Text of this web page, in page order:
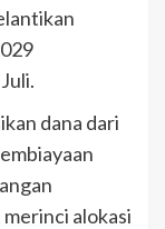
dana dari
alokasi